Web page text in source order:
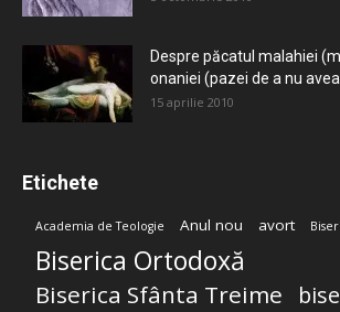
Despre păcatul malahiei
onaniei (pazei de a nu
15 aprilie 2010
Etichete
Academia de Teologie Anul nou avort
Biserica Ortodoxă
Biserica Sfânta Treime